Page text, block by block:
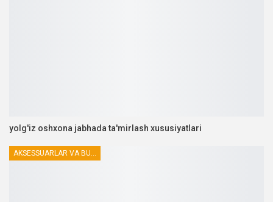
yolg'iz oshxona jabhada ta'mirlash xususiyatlari
AKSESSUARLAR VA BUTLOVCHILAR